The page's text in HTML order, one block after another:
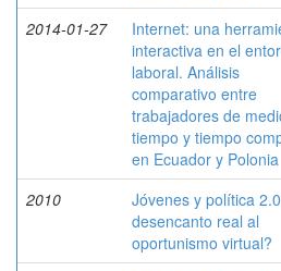
2014-01-27
Internet: una
interactiva en el
laboral. Análisis
comparativo entre
trabajadores de
tiempo y tiempo
en Ecuador y Polonia
2010
Jóvenes y política
desencanto real al
oportunismo virtual?